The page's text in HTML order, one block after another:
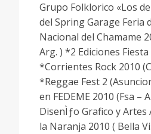
Grupo Folklorico «Los
del Spring Garage Feria
Nacional del Chamame
Arg. ) *2 Ediciones
*Corrientes Rock 2010
*Reggae Fest 2
en FEDEME 2010 (Fsa –
DisenÌƒo Grafico y Artes
la Naranja 2010 ( Bella